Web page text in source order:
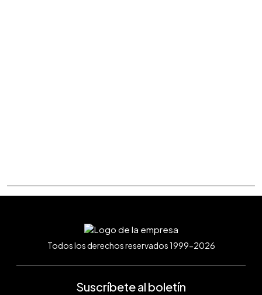
Todos los derechos reservados 1999-2026
Suscríbete al boletín